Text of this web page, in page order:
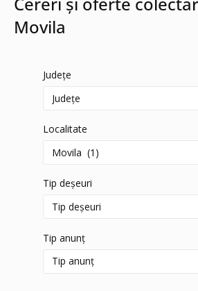
Movila
Județe
Localitate
Tip deșeuri
Tip anunț